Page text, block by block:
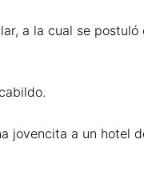
a la cual se
jovencita a un hotel